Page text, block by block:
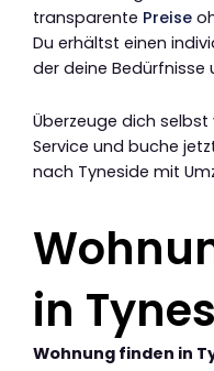
transparente Preise
Du erhältst einen
der deine
Überzeuge dich
Service und buche
nach Tyneside mit
in
Wohnung finden in